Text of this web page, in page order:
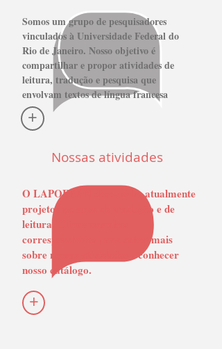
Somos um grupo de pesquisadores
vinculados à Universidade Federal do
Rio de Janeiro. Nosso objetivo é
compartilhar e propor atividades de
leitura, tradução e pesquisa que
envolvam textos de língua francesa
+
Nossas atividades
O LAPOFRAN desenvolve atualmente
projetos na área de tradução e de
leitura. Clique nas abas
correspondentes para saber mais
sobre nossas atividades e conhecer
nosso catálogo.
+